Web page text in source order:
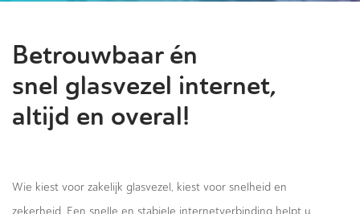
Betrouwbaar én
snel glasvezel internet,
altijd en overal!
Wie kiest voor zakelijk glasvezel, kiest voor snelheid en
zekerheid. Een snelle en stabiele internetverbinding helpt u